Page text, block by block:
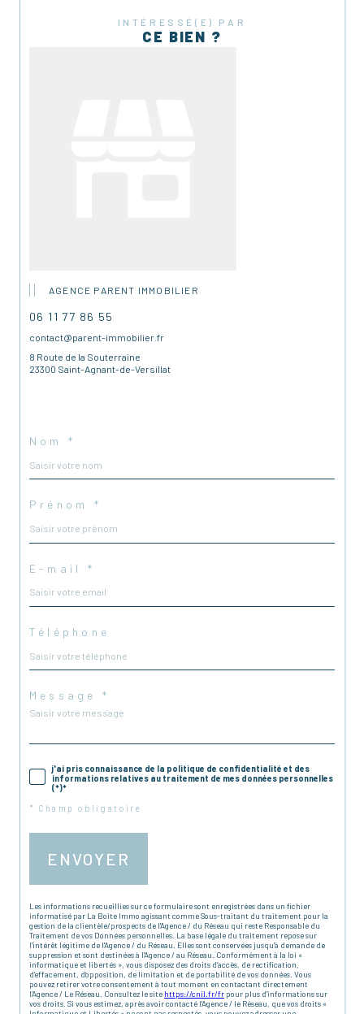
INTÉRESSÉ(E) PAR
CE BIEN ?
AGENCE PARENT IMMOBILIER
06 11 77 86 55
contact@parent-immobilier.fr
8 Route de la Souterraine
23300 Saint-Agnant-de-Versillat
Nom *
Prénom *
E-mail *
Téléphone
Message *
j'ai pris connaissance de la politique de confidentialité et des
informations relatives au traitement de mes données personnelles
(*)*
* Champ obligatoire
ENVOYER
Les informations recueillies sur ce formulaire sont enregistrées dans un fichier
informatisé par La Boite Immo agissant comme Sous-traitant du traitement pour la
gestion de la clientèle/prospects de l'Agence / du Réseau qui reste Responsable du
Traitement de vos Données personnelles. La base légale du traitement repose sur
l'intérêt légitime de l'Agence / du Réseau. Elles sont conservées jusqu'à demande de
suppression et sont destinées à l'Agence / au Réseau. Conformément à la loi «
informatique et libertés », vous disposez des droits d’accès, de rectification,
d’effacement, d’opposition, de limitation et de portabilité de vos données. Vous
pouvez retirer votre consentement à tout moment en contactant directement
l’Agence / Le Réseau. Consultez le site https://cnil.fr/fr pour plus d’informations sur
vos droits. Si vous estimez, après avoir contacté l'Agence / le Réseau, que vos droits «